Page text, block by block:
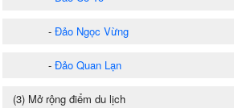
- Đảo Ngọc Vừng
- Đảo Quan Lạn
(3) Mở rộng điểm du lịch